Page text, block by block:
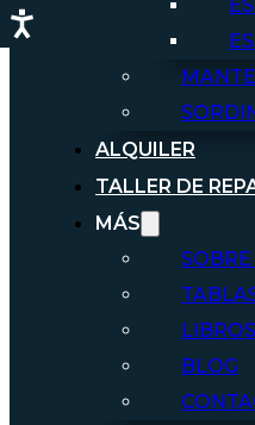
ALQUILER
TALLER DE
MÁS
BLOG